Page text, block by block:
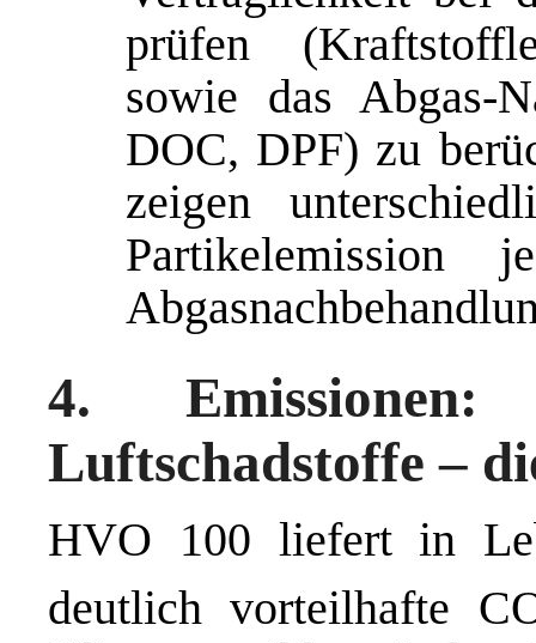
prüfen
sowie das Abgas-
DOC, DPF) zu
zeigen
Partikelemission
4.
Luftschadstoffe –
HVO 100 liefert in
deutlich vorteilhafte